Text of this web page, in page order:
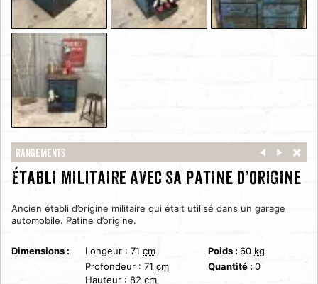
Rangements
Établi militaire avec sa patine d’origine
Ancien établi d’origine militaire qui était utilisé dans un garage
automobile. Patine d’origine.
Dimensions : Longeur : 71 cm
Profondeur : 71 cm
Hauteur : 82 cm
Poids :60 kg
Quantité :0